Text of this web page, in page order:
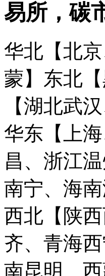
易所，碳
华北【北
蒙】 东北
【湖北武
华东【上
昌、浙江
南宁、海南
西北【陕
齐、青海西
南昆明、西